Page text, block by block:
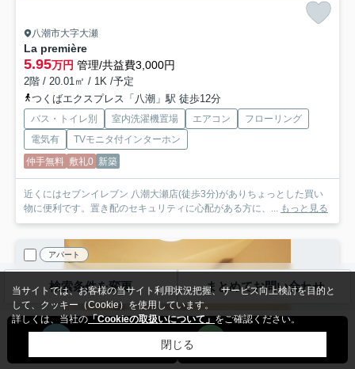
八潮市大字大瀬
La première
5.95万円 管理/共益費3,000円
2階 / 20.01㎡ / 1K /予定
つくばエクスプレス「八潮」駅 徒歩12分
バス・トイレ別 室内洗濯機置場 エアコン
フローリング
電気有
TVモニタ付インターホン
仲手無料 敷礼0 新築
近くにはセブンイレブン 八潮大瀬店(徒歩3分)がありちょっとした買い
物に便利です。置き配のセキュリティに心配がある方に、...
もっと見る
アパート
検索条件を変更 まとめてお問い合わせ
当サイトでは、お客様の当サイト利用状況把握、サービス向上検討を目的と
して、クッキー（Cookie）を使用しています。
詳しくは、当社の「Cookieの取扱いについて」をご確認ください。
閉じる